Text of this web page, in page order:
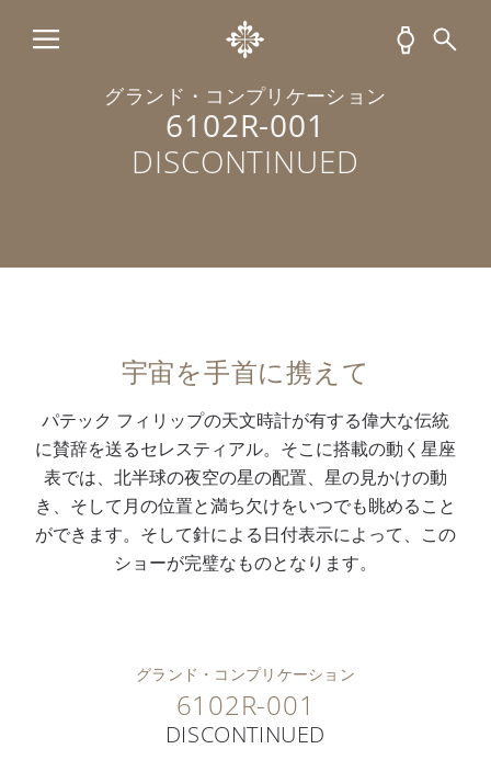
グランド・コンプリケーション
6102R-001
DISCONTINUED
宇宙を手首に携えて
パテック フィリップの天文時計が有する偉大な伝統
に賛辞を送るセレスティアル。そこに搭載の動く星座
表では、北半球の夜空の星の配置、星の見かけの動
き、そして月の位置と満ち欠けをいつでも眺めること
ができます。そして針による日付表示によって、この
ショーが完璧なものとなります。
グランド・コンプリケーション
6102R-001
DISCONTINUED